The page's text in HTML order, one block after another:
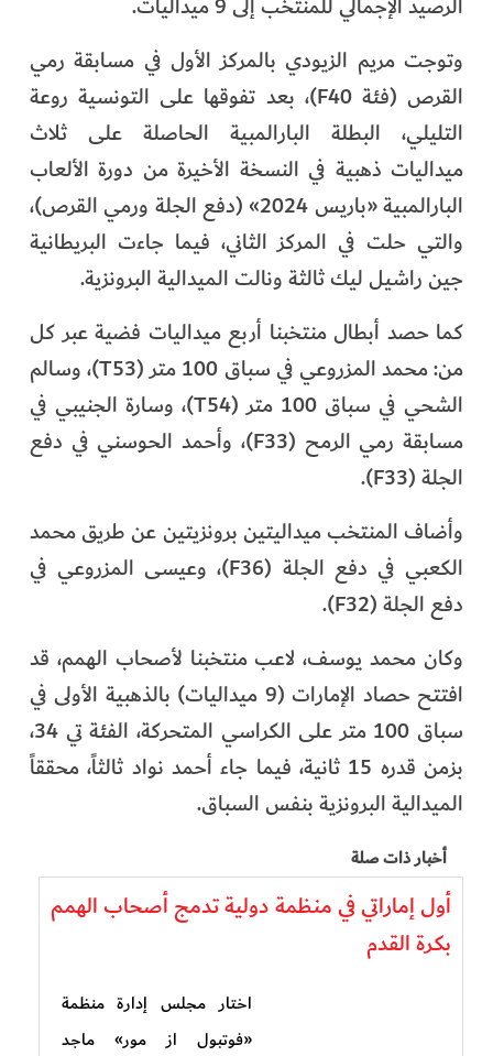
وتوجت مريم الزيودي بالمركز الأول في مسابقة رمي
القرص (فئة F40)، بعد تفوقها على التونسية روعة
التليلي، البطلة البارالمبية الحاصلة على ثلاث
ميداليات ذهبية في النسخة الأخيرة من دورة الألعاب
البارالمبية «باريس 2024» (دفع الجلة ورمي القرص)،
والتي حلت في المركز الثاني، فيما جاءت البريطانية
جين راشيل ليك ثالثة ونالت الميدالية البرونزية.
كما حصد أبطال منتخبنا أربع ميداليات فضية عبر كل
من: محمد المزروعي في سباق 100 متر (T53)، وسالم
الشحي في سباق 100 متر (T54)، وسارة الجنيبي في
مسابقة رمي الرمح (F33)، وأحمد الحوسني في دفع
الجلة (F33).
وأضاف المنتخب ميداليتين برونزيتين عن طريق محمد
الكعبي في دفع الجلة (F36)، وعيسى المزروعي في
دفع الجلة (F32).
وكان محمد يوسف، لاعب منتخبنا لأصحاب الهمم، قد
افتتح حصاد الإمارات (9 ميداليات) بالذهبية الأولى في
سباق 100 متر على الكراسي المتحركة، الفئة تي 34،
بزمن قدره 15 ثانية، فيما جاء أحمد نواد ثالثاً، محققاً
الميدالية البرونزية بنفس السباق.
أخبار ذات صلة
أول إماراتي في منظمة دولية تدمج أصحاب الهمم
بكرة القدم
اختار مجلس إدارة منظمة
«فوتبول از مور» ماجد